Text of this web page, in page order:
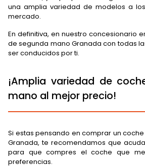
una amplia variedad de modelos a
mercado.
En definitiva, en nuestro concesionario
de segunda mano Granada con todas
ser conducidos por ti.
¡Amplia variedad de
mano al mejor precio!
Si estas pensando en comprar un
Granada, te recomendamos que
para que compres el coche que
preferencias.